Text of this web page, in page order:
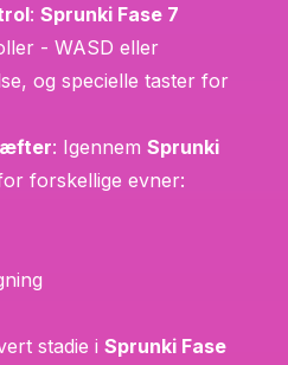
: Sprunki Fase 7
- WASD eller
og specielle taster for
: Igennem Sprunki
forskellige evner:
stadie i Sprunki Fase